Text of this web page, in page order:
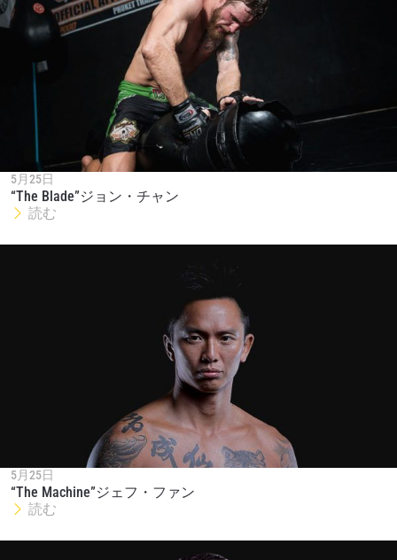
5月25日
“The Blade”ジョン・チャン
読む
5月25日
“The Machine”ジェフ・ファン
読む
対戦相手
ハイライトを見る
名前（ローマ字で記入）
購読
このフォームを送信することにより、お客様は当
社のプライバシーポリシー
使用および開示に同意したことになります。お客